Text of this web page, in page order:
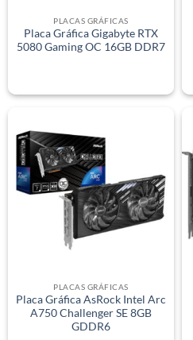
PLACAS GRÁFICAS
Placa Gráfica Gigabyte RTX
5080 Gaming OC 16GB DDR7
PLACAS GRÁFICAS
Placa Gráfica AsRock Intel Arc
A750 Challenger SE 8GB
GDDR6